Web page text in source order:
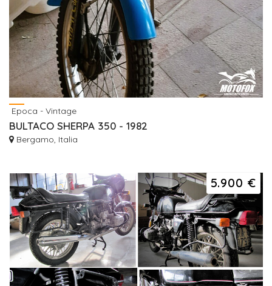
Epoca - Vintage
BULTACO SHERPA 350 - 1982
Bergamo, Italia
5.900 €